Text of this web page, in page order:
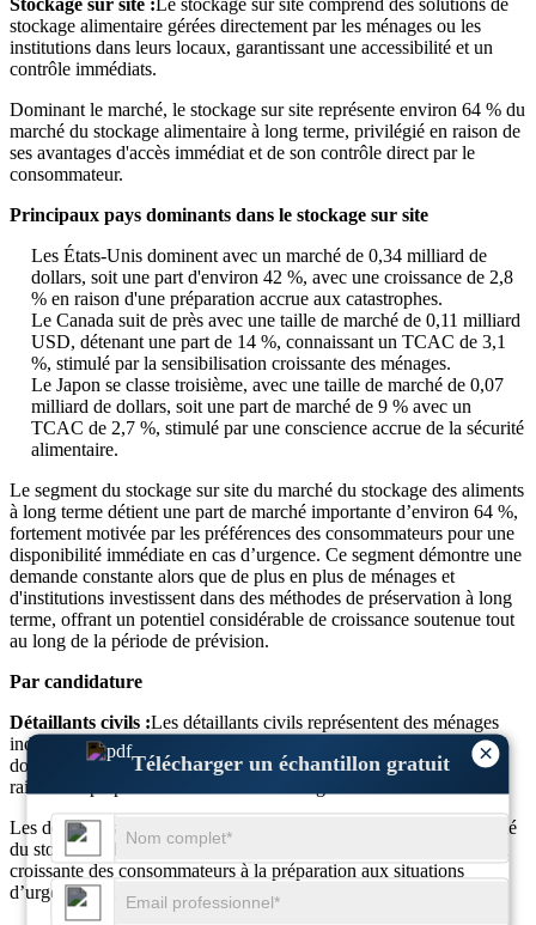
×
Télécharger un échantillon gratuit
Stockage sur site :Le stockage sur site comprend des solutions de
stockage alimentaire gérées directement par les ménages ou les
institutions dans leurs locaux, garantissant une accessibilité et un
contrôle immédiats.
Dominant le marché, le stockage sur site représente environ 64 % du
marché du stockage alimentaire à long terme, privilégié en raison de
ses avantages d'accès immédiat et de son contrôle direct par le
consommateur.
Principaux pays dominants dans le stockage sur site
Les États-Unis dominent avec un marché de 0,34 milliard de
dollars, soit une part d'environ 42 %, avec une croissance de 2,8
% en raison d'une préparation accrue aux catastrophes.
Le Canada suit de près avec une taille de marché de 0,11 milliard
USD, détenant une part de 14 %, connaissant un TCAC de 3,1
%, stimulé par la sensibilisation croissante des ménages.
Le Japon se classe troisième, avec une taille de marché de 0,07
milliard de dollars, soit une part de marché de 9 % avec un
TCAC de 2,7 %, stimulé par une conscience accrue de la sécurité
alimentaire.
Le segment du stockage sur site du marché du stockage des aliments
à long terme détient une part de marché importante d’environ 64 %,
fortement motivée par les préférences des consommateurs pour une
disponibilité immédiate en cas d’urgence. Ce segment démontre une
demande constante alors que de plus en plus de ménages et
d'institutions investissent dans des méthodes de préservation à long
terme, offrant un potentiel considérable de croissance soutenue tout
au long de la période de prévision.
Par candidature
Détaillants civils :Les détaillants civils représentent des ménages
individuels et des entités commerciales de vente au détail qui
donnent la priorité au stockage des aliments à long terme pour des
raisons de préparation aux situations d'urgence et de commodité.
Les détaillants civils contribuent de manière significative au marché
du stockage alimentaire à long terme en raison de la sensibilisation
croissante des consommateurs à la préparation aux situations
d’urgence et au mode de vie durable.